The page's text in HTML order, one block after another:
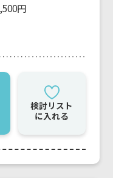
円
検討リスト
に入れる